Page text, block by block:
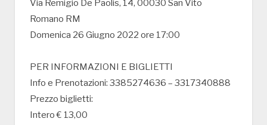
Via Remigio De Paolis, 14, 00030 San Vito
Romano RM
Domenica 26 Giugno 2022 ore 17:00
PER INFORMAZIONI E BIGLIETTI
Info e Prenotazioni: 3385274636 – 3317340888
Prezzo biglietti:
Intero € 13,00